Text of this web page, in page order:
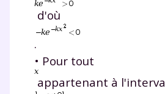
d'où
.
• Pour tout
appartenant à